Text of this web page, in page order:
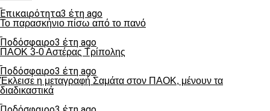
Επικαιρότητα3 έτη ago
Το παρασκήνιο πίσω από το πανό
Ποδόσφαιρο3 έτη ago
ΠΑΟΚ 3-0 Αστέρας Τρίπολης
Ποδόσφαιρο3 έτη ago
Έκλεισε η μεταγραφή Σαμάτα στον ΠΑΟΚ, μένουν τα
διαδικαστικά